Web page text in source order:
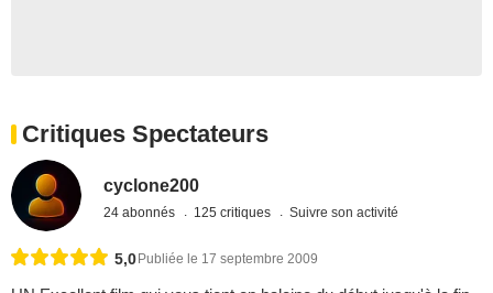
Critiques Spectateurs
cyclone200
24 abonnés 125 critiques Suivre son activité
5,0Publiée le 17 septembre 2009